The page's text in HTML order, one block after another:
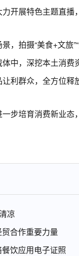
开展特色主题直
拍摄“美食+文旅”“
中，深挖本土消
利群众，全方位释
培育消费新业态
凉
合作重要力量
饮应用电子证照